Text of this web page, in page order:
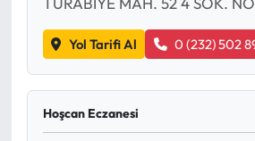
Yol Tarifi Al 0 (232) 502
Hoşcan Eczanesi